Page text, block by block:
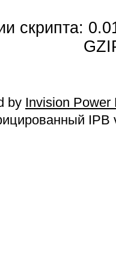
скрипта:
by Invision Power
IPB